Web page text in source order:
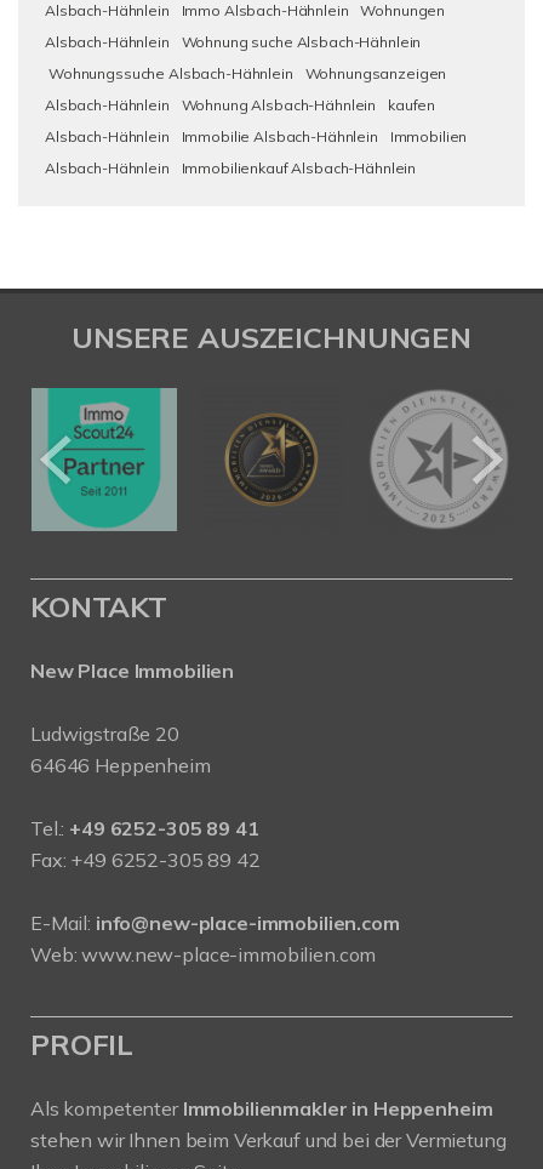
Alsbach-Hähnlein
Immo Alsbach-Hähnlein
Wohnungen
Alsbach-Hähnlein
Wohnung suche Alsbach-Hähnlein
Wohnungssuche Alsbach-Hähnlein
Wohnungsanzeigen
Alsbach-Hähnlein
Wohnung Alsbach-Hähnlein
kaufen
Alsbach-Hähnlein
Immobilie Alsbach-Hähnlein
Immobilien
Alsbach-Hähnlein
Immobilienkauf Alsbach-Hähnlein
UNSERE AUSZEICHNUNGEN
KONTAKT
New Place Immobilien
Ludwigstraße 20
64646 Heppenheim
Tel.: +49 6252-305 89 41
Fax: +49 6252-305 89 42
E-Mail: info@new-place-immobilien.com
Web:www.new-place-immobilien.com
PROFIL
Als kompetenter Immobilienmakler in Heppenheim
stehen wir Ihnen beim Verkauf und bei der Vermietung